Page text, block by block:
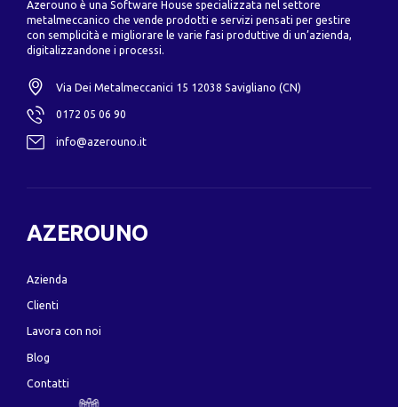
Azerouno è una Software House specializzata nel settore
metalmeccanico che vende prodotti e servizi pensati per gestire
con semplicità e migliorare le varie fasi produttive di un’azienda,
digitalizzandone i processi.
Via Dei Metalmeccanici 15 12038 Savigliano (CN)
0172 05 06 90
info@azerouno.it
AZEROUNO
Azienda
Clienti
Lavora con noi
Blog
Contatti